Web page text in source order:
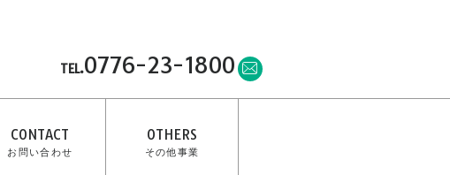
TEL.0776-23-1800
CONTACT
お問い合わせ
OTHERS
その他事業